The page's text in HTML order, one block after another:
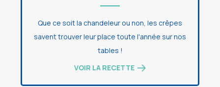
Que ce soit la chandeleur ou non, les crêpes
savent trouver leur place toute l'année sur nos
tables !
VOIR LA RECETTE